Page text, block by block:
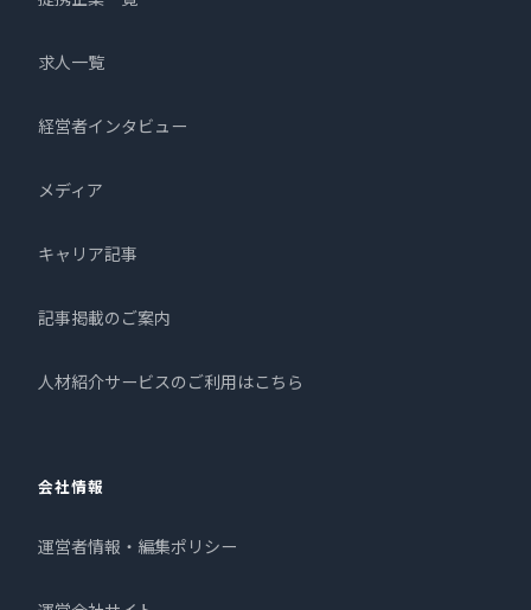
求人一覧
経営者インタビュー
メディア
キャリア記事
記事掲載のご案内
人材紹介サービスのご利用はこちら
会社情報
運営者情報・編集ポリシー